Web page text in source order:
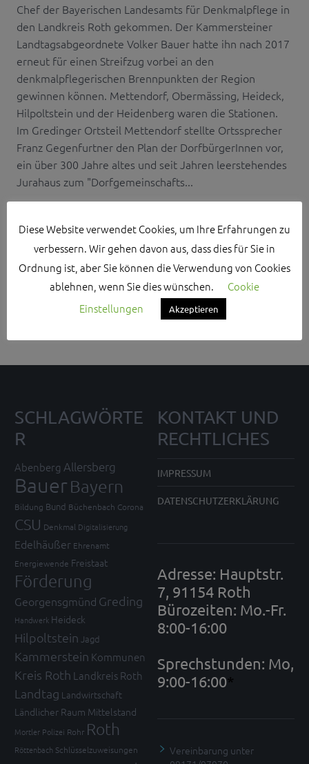
Chef der Bayerischen Landesamts für Denkmalpflege in
den Landkreis Roth gekommen. Der Kammersteiner
Landtagsabgeordnete Volker Bauer hatte ihn nach 2017
erneut für einen Streifzug vorbei an den
denkmalpflegerischen Brennpunkten der Region
gewinnen können. Mettendorf, Obermässing, Heideck,
Hilpoltstein und der Heidenberg waren die Stationen.
Im Gredinger Ortsteil Mettendorf stellte Ortssprecher
Franz Gegenfurtner den Plan der DorfbürgerInnen vor,
ein über 300 Jahre altes und seit Jahren leerstehendes
Jurahaus zum "Dorfgemeinschafts...
Search Sidebar Widget Area
Please login and add some widgets to this widget area.
SCHLAGWÖRTE
R
Abenberg Allersberg
Bauer Bayern
Bildung Bund Büchenbach Corona
CSU Denkmal Digitalisierung
Edelhäußer Ehrenamt
Energiewende Freistaat
Förderung
Georgensgmünd Greding
Handwerk Heideck
Hilpoltstein Jagd
Kammerstein Kommunen
Kreis Roth Landkreis Roth
Landtag Landwirtschaft
Ländlicher Raum Mittelstand
Mortler Polizei Rohr Roth
Röttenbach Schlüsselzuweisungen
KONTAKT UND
RECHTLICHES
IMPRESSUM
DATENSCHUTZERKLÄRUNG
Adresse: Hauptstr.
7, 91154 Roth
Bürozeiten: Mo.-Fr.
8:00-16:00
Sprechstunden: Mo,
9:00-16:00*
Vereinbarung unter
Diese Website verwendet Cookies, um Ihre Erfahrungen zu
verbessern. Wir gehen davon aus, dass dies für Sie in
Ordnung ist, aber Sie können die Verwendung von Cookies
ablehnen, wenn Sie dies wünschen.
Cookie
Einstellungen
Akzeptieren